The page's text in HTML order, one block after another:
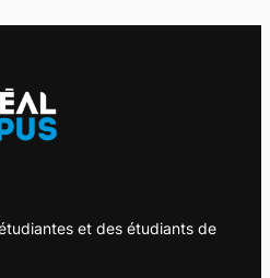
et des étudiants de